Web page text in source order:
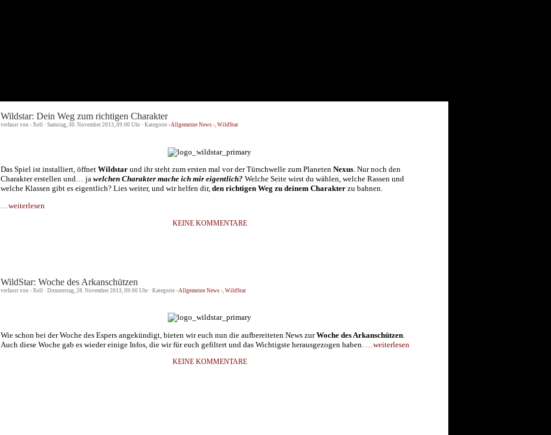
Wildstar: Dein Weg zum richtigen Charakter
verfasst von - Xell · Samstag, 30. November 2013, 09:00 Uhr · Kategorie - Allgemeine News -, WildStar
Das Spiel ist installiert, öffnet Wildstar und ihr steht zum ersten mal vor der Türschwelle zum Planeten Nexus . Nur noch den
Charakter erstellen und… ja welchen Charakter mache ich mir eigentlich? Welche Seite wirst du wählen, welche Rassen und
welche Klassen gibt es eigentlich? Lies weiter, und wir helfen dir, den richtigen Weg zu deinem Charakter zu bahnen.
…weiterlesen
KEINE KOMMENTARE
WildStar: Woche des Arkanschützen
verfasst von - Xell · Donnerstag, 28. November 2013, 09:00 Uhr · Kategorie - Allgemeine News - WildStar
Wie schon bei der Woche des Espers angekündigt, bieten wir euch nun die aufbereiteten News zurWoche des Arkanschützen
Auch diese Woche gab es wieder einige Infos, die wir für euch gefiltert und das Wichtigste herausgezogen haben.
…weiterlesen
KEINE KOMMENTARE